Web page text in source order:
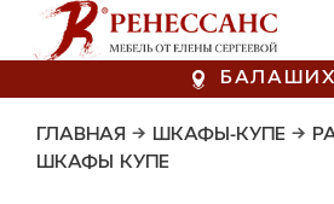
ГЛАВНАЯ → ШКАФЫ-КУПЕ →
ШКАФЫ КУПЕ